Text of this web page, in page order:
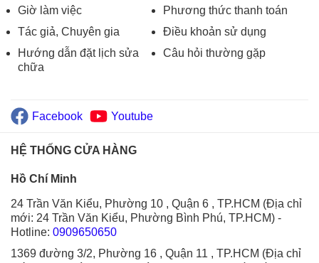
Giờ làm việc
Tác giả, Chuyên gia
Hướng dẫn đặt lịch sửa
chữa
Phương thức thanh toán
Điều khoản sử dụng
Câu hỏi thường gặp
Facebook Youtube
HỆ THỐNG CỬA HÀNG
Hồ Chí Minh
24 Trần Văn Kiểu, Phường 10 , Quận 6 , TP.HCM (Địa chỉ
mới: 24 Trần Văn Kiểu, Phường Bình Phú, TP.HCM) -
Hotline: 0909650650
1369 đường 3/2, Phường 16 , Quận 11 , TP.HCM (Địa chỉ